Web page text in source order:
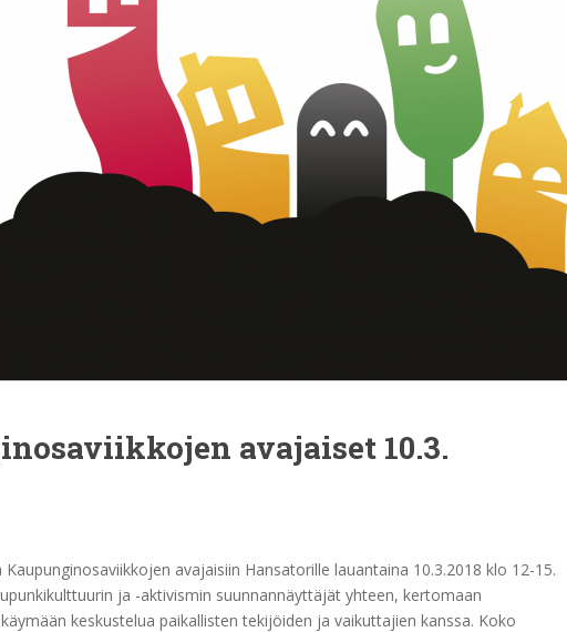
avajaiset 10.3.
avajaisiin Hansatorille lauantaina 10.3.2018 klo 12-15.
ja -aktivismin suunnannäyttäjät yhteen, kertomaan
keskustelua paikallisten tekijöiden ja vaikuttajien kanssa. Koko